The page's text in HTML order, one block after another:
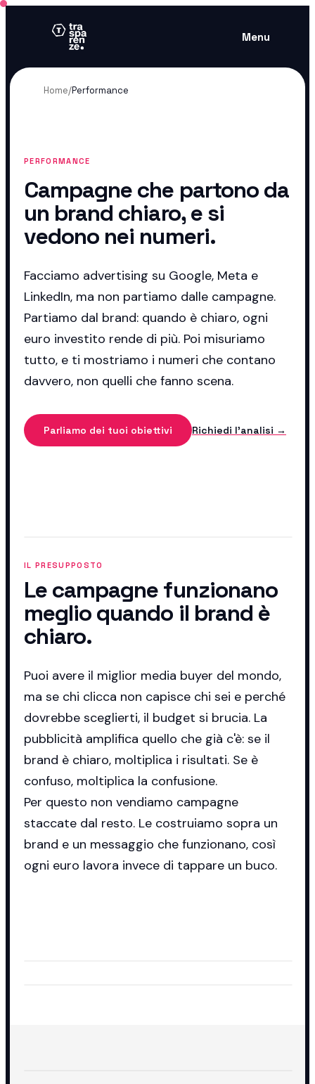
Menu
Home/Performance
PERFORMANCE
Campagne che partono da
un brand chiaro, e si
vedono nei numeri.
Facciamo advertising su Google, Meta e
LinkedIn, ma non partiamo dalle campagne.
Partiamo dal brand: quando è chiaro, ogni
euro investito rende di più. Poi misuriamo
tutto, e ti mostriamo i numeri che contano
davvero, non quelli che fanno scena.
Parliamo dei tuoi obiettivi Richiedi l'analisi →
IL PRESUPPOSTO
Le campagne funzionano
meglio quando il brand è
chiaro.
Puoi avere il miglior media buyer del mondo,
ma se chi clicca non capisce chi sei e perché
dovrebbe sceglierti, il budget si brucia. La
pubblicità amplifica quello che già c'è: se il
brand è chiaro, moltiplica i risultati. Se è
confuso, moltiplica la confusione.
Per questo non vendiamo campagne
staccate dal resto. Le costruiamo sopra un
brand e un messaggio che funzionano, così
ogni euro lavora invece di tappare un buco.